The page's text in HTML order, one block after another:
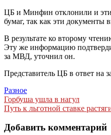
ЦБ и Минфин отклонили и эти
бумаг, так как эти
В результате ко второму
Эту же информацию
за МВД, уточнил он.
Представитель ЦБ в ответ на
Разное
Навигация
по
записям
Горбуша ушла в нагул
Путь к льготной ставке
Добавить комментарий